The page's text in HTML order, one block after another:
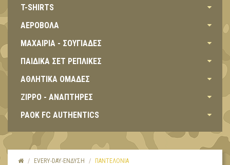
T-SHIRTS
ΑΕΡΟΒΟΛΑ
ΜΑΧΑΙΡΙΑ - ΣΟΥΓΙΑΔΕΣ
ΠΑΙΔΙΚΑ ΣΕΤ ΡΕΠΛΙΚΕΣ
ΑΘΛΗΤΙΚΑ ΟΜΑΔΕΣ
ZIPPO - ΑΝΑΠΤΗΡΕΣ
PAOK FC AUTHENTICS
EVERY-DAY-ΕΝΔΥΣΗ ΠΑΝΤΕΛΌΝΙΑ